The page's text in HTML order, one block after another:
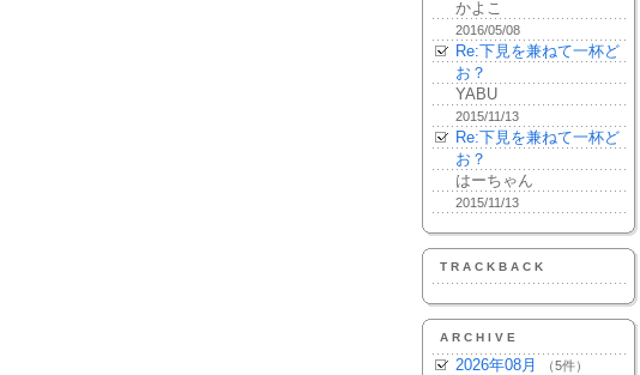
かよこ
2016/05/08
Re:下見を兼ねて一杯ど
お？
YABU
2015/11/13
Re:下見を兼ねて一杯ど
お？
はーちゃん
2015/11/13
TRACKBACK
ARCHIVE
2026年08月 （5件）